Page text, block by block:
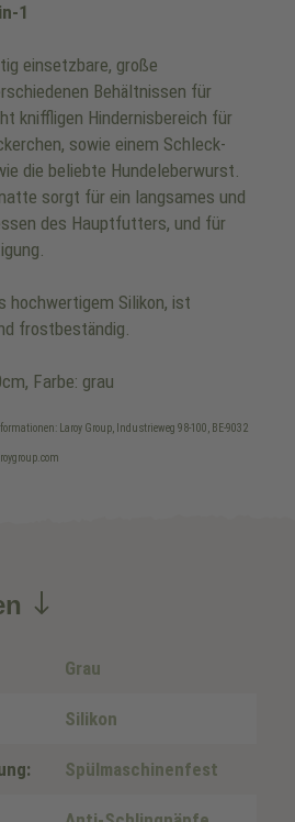
1
einsetzbare, große
Behältnissen für
kniffligen Hindernisbereich für
sowie einem Schleck-
die beliebte Hundeleberwurst.
sorgt für ein langsames und
des Hauptfutters, und für
hochwertigem Silikon, ist
frostbeständig.
Farbe: grau
Laroy Group, Industrieweg 98-100, BE-9032
Grau
Silikon
Spülmaschinenfest